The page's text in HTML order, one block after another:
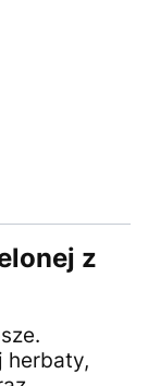
z
herbaty,